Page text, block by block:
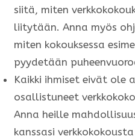
siitä, miten
liitytään. Anna myös
miten kokouksessa
pyydetään
Kaikki ihmiset eivät ole
osallistuneet
Anna heille
kanssasi